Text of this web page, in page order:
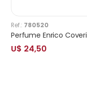
Ref.: 780520
U$ 24,50